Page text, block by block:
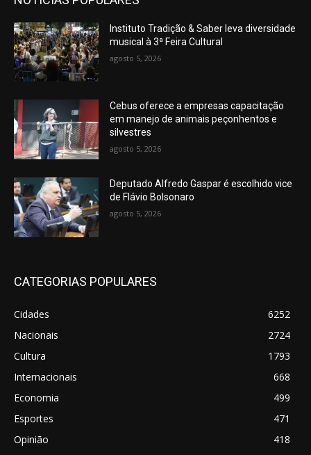
Instituto Tradição & Saber leva diversidade
musical à 3ª Feira Cultural
agosto 5, 2026
Cebus oferece a empresas capacitação
em manejo de animais peçonhentos e
silvestres
agosto 5, 2026
Deputado Alfredo Gaspar é escolhido vice
de Flávio Bolsonaro
agosto 5, 2026
CATEGORIAS POPULARES
Cidades
6252
Nacionais
2724
Cultura
1793
Internacionais
668
Economia
499
Esportes
471
Opinião
418